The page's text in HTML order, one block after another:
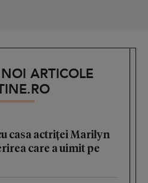
ARTICOLE
casa actriței Marilyn
care a uimit pe